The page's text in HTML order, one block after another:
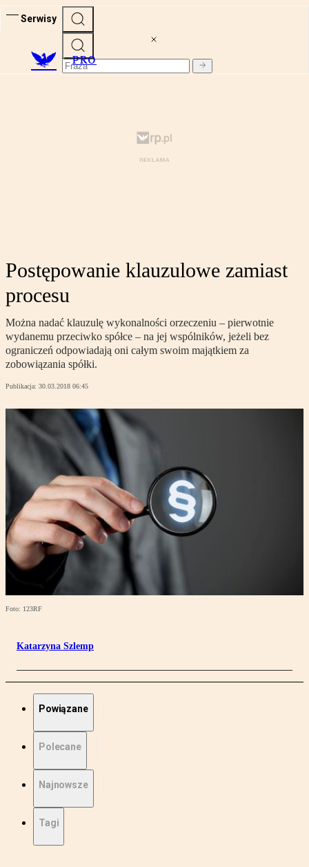
Serwisy
PRO
Postępowanie klauzulowe zamiast
procesu
Można nadać klauzulę wykonalności orzeczeniu – pierwotnie
wydanemu przeciwko spółce – na jej wspólników, jeżeli bez
ograniczeń odpowiadają oni całym swoim majątkiem za
zobowiązania spółki.
Publikacja: 30.03.2018 06:45
Foto: 123RF
Katarzyna Szlemp
Powiązane
Polecane
Najnowsze
Tagi